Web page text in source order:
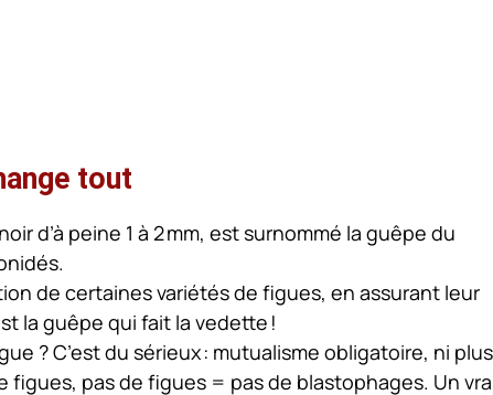
tout
d’à peine 1 à 2 mm, est surnommé la guêpe du
de certaines variétés de figues, en assurant leur
la guêpe qui fait la vedette !
? C’est du sérieux : mutualisme obligatoire, ni plus
figues, pas de figues = pas de blastophages. Un